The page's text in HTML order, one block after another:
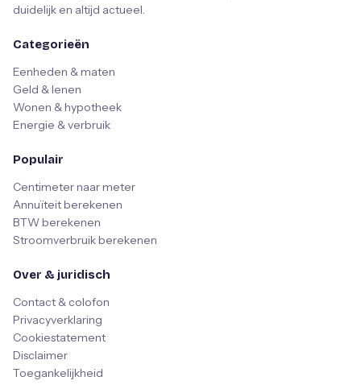
duidelijk en altijd actueel.
Categorieën
Eenheden & maten
Geld & lenen
Wonen & hypotheek
Energie & verbruik
Populair
Centimeter naar meter
Annuïteit berekenen
BTW berekenen
Stroomverbruik berekenen
Over & juridisch
Contact & colofon
Privacyverklaring
Cookiestatement
Disclaimer
Toegankelijkheid